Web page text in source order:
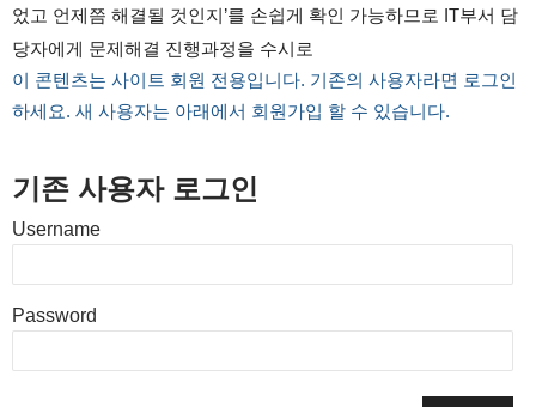
었고 언제쯤 해결될 것인지’를 손쉽게 확인 가능하므로 IT부서 담
당자에게 문제해결 진행과정을 수시로
이 콘텐츠는 사이트 회원 전용입니다. 기존의 사용자라면 로그인
하세요. 새 사용자는 아래에서 회원가입 할 수 있습니다.
기존 사용자 로그인
Username
Password